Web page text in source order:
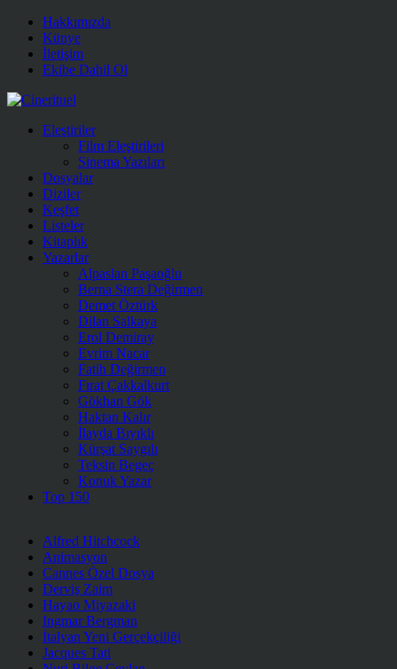
Hakkımızda
Künye
İletişim
Ekibe Dahil Ol
Eleştiriler
Film Eleştirileri
Sinema Yazıları
Dosyalar
Diziler
Keşfet
Listeler
Kitaplık
Yazarlar
Alpaslan Paşaoğlu
Berna Stera Değirmen
Demet Öztürk
Dilan Salkaya
Erol Demiray
Evrim Nacar
Fatih Değirmen
Fırat Çakkalkurt
Gökhan Gök
Haktan Kalır
İlayda Bıyıklı
Kürşat Saygılı
Teksin Begeç
Konuk Yazar
Top 150
Alfred Hitchcock
Animasyon
Cannes Özel Dosya
Derviş Zaim
Hayao Miyazaki
Ingmar Bergman
İtalyan Yeni Gerçekçiliği
Jacques Tati